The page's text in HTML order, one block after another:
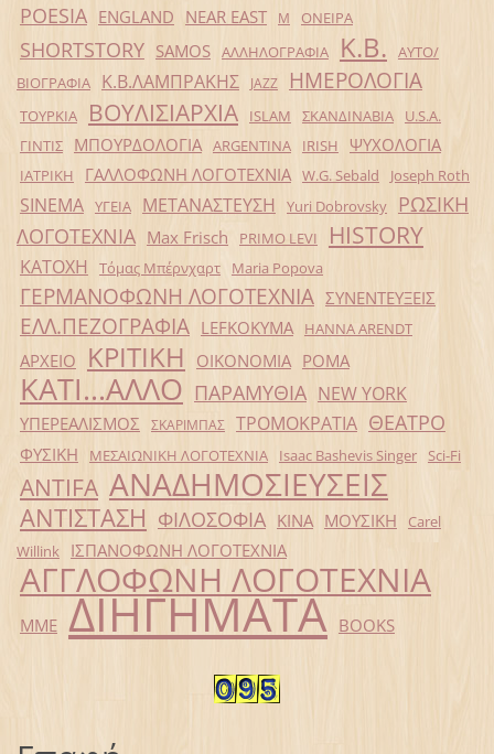
POESIA ENGLAND NEAR EAST Μ ΟΝΕΙΡΑ
SHORTSTORY SAMOS ΑΛΛΗΛΟΓΡΑΦΙΑ Κ.Β.
ΑΥΤΟ/
ΒΙΟΓΡΑΦΙΑ
Κ.Β.ΛΑΜΠΡΑΚΗΣ JAZZ ΗΜΕΡΟΛΟΓΙΑ
ΤΟΥΡΚΙΑ ΒΟΥΛΙΣΙΑΡΧΙΑ ISLAM ΣΚΑΝΔΙΝΑΒΙΑ
U.S.A.
ΓΙΝΤΙΣ
ΜΠΟΥΡΔΟΛΟΓΙΑ ARGENTINA IRISH ΨΥΧΟΛΟΓΙΑ
ΙΑΤΡΙΚΗ ΓΑΛΛΟΦΩΝΗ ΛΟΓΟΤΕΧΝΙΑ W.G. Sebald Joseph Roth
SINEMA ΥΓΕΙΑ ΜΕΤΑΝΑΣΤΕΥΣΗ Yuri Dobrovsky
ΡΩΣΙΚΗ
ΛΟΓΟΤΕΧΝΙΑ Max Frisch PRIMO LEVI HISTORY
ΚΑΤΟΧΗ Τόμας Μπέρνχαρτ Maria Popova
ΓΕΡΜΑΝΟΦΩΝΗ ΛΟΓΟΤΕΧΝΙΑ ΣΥΝΕΝΤΕΥΞΕΙΣ
ΕΛΛ.ΠΕΖΟΓΡΑΦΙΑ LEFKOKYMA HANNA ARENDT
ΑΡΧΕΙΟ ΚΡΙΤΙΚΗ ΟΙΚΟΝΟΜΙΑ ΡΟΜΑ
ΚΑΤΙ...ΑΛΛΟ ΠΑΡΑΜΥΘΙΑ NEW YORK
ΥΠΕΡΕΑΛΙΣΜΟΣ ΣΚΑΡΙΜΠΑΣ ΤΡΟΜΟΚΡΑΤΙΑ ΘΕΑΤΡΟ
ΦΥΣΙΚΗ ΜΕΣΑΙΩΝΙΚΗ ΛΟΓΟΤΕΧΝΙΑ Isaac Bashevis Singer Sci-Fi
ANTIFA ΑΝΑΔΗΜΟΣΙΕΥΣΕΙΣ
ΑΝΤΙΣΤΑΣΗ ΦΙΛΟΣΟΦΙΑ ΚΙΝΑ ΜΟΥΣΙΚΗ
Carel
Willink
ΙΣΠΑΝΟΦΩΝΗ ΛΟΓΟΤΕΧΝΙΑ
ΑΓΓΛΟΦΩΝΗ ΛΟΓΟΤΕΧΝΙΑ
ΜΜΕ ΔΙΗΓΗΜΑΤΑ BOOKS